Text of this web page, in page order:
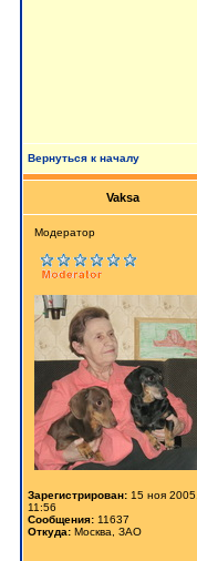
Вернуться к началу
Vaksa
Модератор
Зарегистрирован: 15 ноя 2005,
11:56
Сообщения: 11637
Откуда: Москва, ЗАО